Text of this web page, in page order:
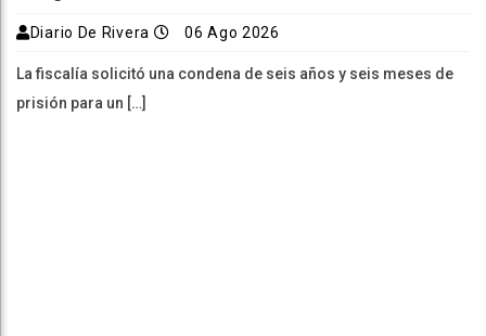
Diario De Rivera 06 Ago 2026
La fiscalía solicitó una condena de seis años y seis meses de
prisión para un […]